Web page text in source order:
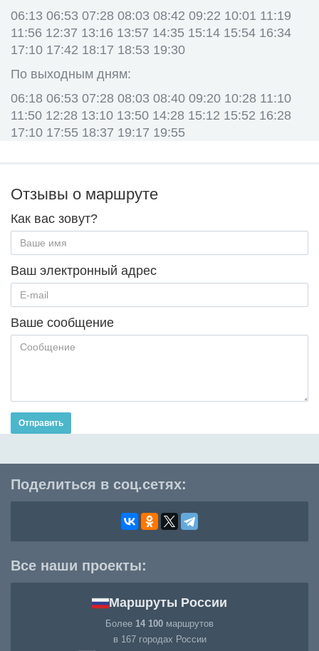
06:13 06:53 07:28 08:03 08:42 09:22 10:01 11:19
11:56 12:37 13:16 13:57 14:35 15:14 15:54 16:34
17:10 17:42 18:17 18:53 19:30
По выходным дням:
06:18 06:53 07:28 08:03 08:40 09:20 10:28 11:10
11:50 12:28 13:10 13:50 14:28 15:12 15:52 16:28
17:10 17:55 18:37 19:17 19:55
Отзывы о маршруте
Как вас зовут?
Ваш электронный адрес
Ваше сообщение
Отправить
Поделиться в соц.сетях:
Все наши проекты:
Маршруты России
Более 14 100 маршрутов
в 167 городах России